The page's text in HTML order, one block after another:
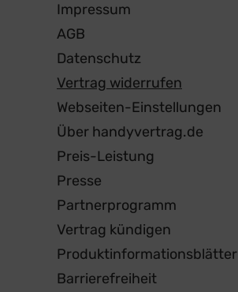
Impressum
AGB
Datenschutz
Vertrag widerrufen
Webseiten-Einstellungen
Über handyvertrag.de
Preis-Leistung
Presse
Partnerprogramm
Vertrag kündigen
Produktinformationsblätter
Barrierefreiheit